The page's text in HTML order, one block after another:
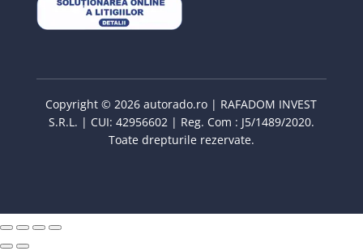
Copyright © 2026 autorado.ro | RAFADOM INVEST
S.R.L. | CUI: 42956602 | Reg. Com : J5/1489/2020.
Toate drepturile rezervate.